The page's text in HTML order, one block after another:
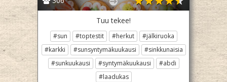
Tuu tekee!
#sun #toptestit #herkut
#jälkiruoka
#karkki
#sunsyntymäkuukausi
#sinkkunaisia
#sunkuukausi
#syntymäkuukausi
#abdi
#laadukas